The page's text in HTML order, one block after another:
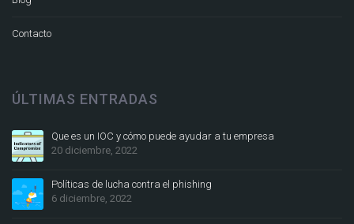
Contacto
ÚLTIMAS ENTRADAS
Que es un IOC y cómo puede ayudar a tu empresa
20 diciembre, 2022
Políticas de lucha contra el phishing
6 diciembre, 2022